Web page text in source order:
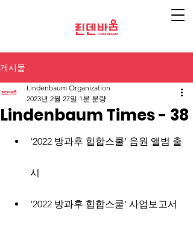
게시물
Lindenbaum Times - 38
Lindenbaum Organization
2023년 2월 27일 1분 분량
'2022 방과후 힙합스쿨' 음원 앨범 출
시
'2022 방과후 힙합스쿨' 사업보고서